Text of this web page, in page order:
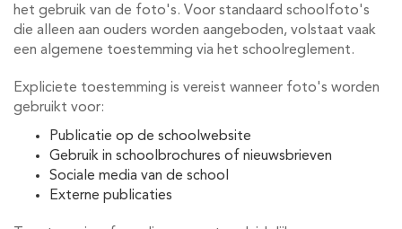
het gebruik van de foto's. Voor standaard schoolfoto's
die alleen aan ouders worden aangeboden, volstaat vaak
een algemene toestemming via het schoolreglement.
Expliciete toestemming is vereist wanneer foto's worden
gebruikt voor:
Publicatie op de schoolwebsite
Gebruik in schoolbrochures of nieuwsbrieven
Sociale media van de school
Externe publicaties